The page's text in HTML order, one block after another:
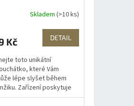
Skladem (>10 ks)
Kč DETAIL
toto unikátní
které Vám
lépe slyšet během
Zařízení poskytuje
diskrétnost.